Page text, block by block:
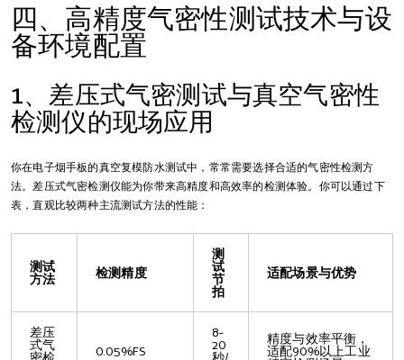
四、高精度气密性测试技术与设
备环境配置
1、差压式气密测试与真空气密性
检测仪的现场应用
你在电子烟手板的真空复模防水测试中，常常需要选择合适的气密性检测方
法。差压式气密检测仪能为你带来高精度和高效率的检测体验。你可以通过下
表，直观比较两种主流测试方法的性能：
测试
方法 检测精度
测
试
节
拍
适配场景与优势
差压
式气 0.05%FS
8-
20 精度与效率平衡，
适配90%以上工业